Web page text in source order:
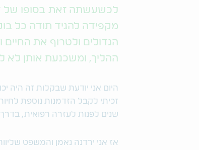
לכשעשתה זאת בסופו של
מקפידה להגיד תודה כל
הגדולים ולטרוף את
ההליך, ומשכנעת אותן לא
היום אני יודעת שבקלות זה היה
זכיתי לקבל הזדמנות נוספת
שנים לפנות לעזרה רפואית,
אז אני ירדנה נאמן והמשפט